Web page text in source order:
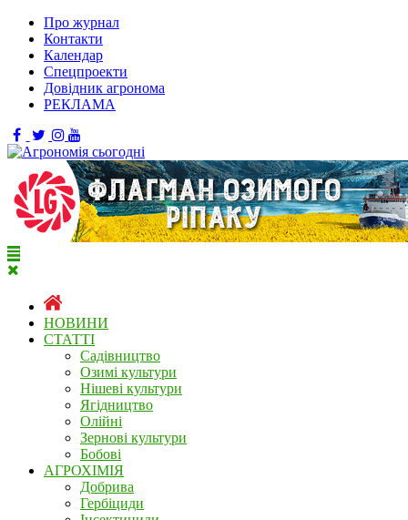
Про журнал
Контакти
Календар
Спецпроекти
Довідник агронома
РЕКЛАМА
НОВИНИ
СТАТТІ
Садівництво
Озимі культури
Нішеві культури
Ягідництво
Олійні
Зернові культури
Бобові
АГРОХІМІЯ
Добрива
Гербіциди